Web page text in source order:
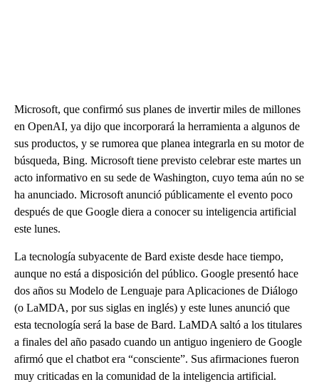
Microsoft, que confirmó sus planes de invertir miles de millones
en OpenAI, ya dijo que incorporará la herramienta a algunos de
sus productos, y se rumorea que planea integrarla en su motor de
búsqueda, Bing. Microsoft tiene previsto celebrar este martes un
acto informativo en su sede de Washington, cuyo tema aún no se
ha anunciado. Microsoft anunció públicamente el evento poco
después de que Google diera a conocer su inteligencia artificial
este lunes.
La tecnología subyacente de Bard existe desde hace tiempo,
aunque no está a disposición del público. Google presentó hace
dos años su Modelo de Lenguaje para Aplicaciones de Diálogo
(o LaMDA, por sus siglas en inglés) y este lunes anunció que
esta tecnología será la base de Bard. LaMDA saltó a los titulares
a finales del año pasado cuando un antiguo ingeniero de Google
afirmó que el chatbot era “consciente”. Sus afirmaciones fueron
muy criticadas en la comunidad de la inteligencia artificial.